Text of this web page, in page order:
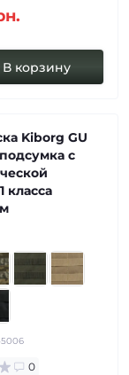
В корзину
Kiborg GU
с
класса
0